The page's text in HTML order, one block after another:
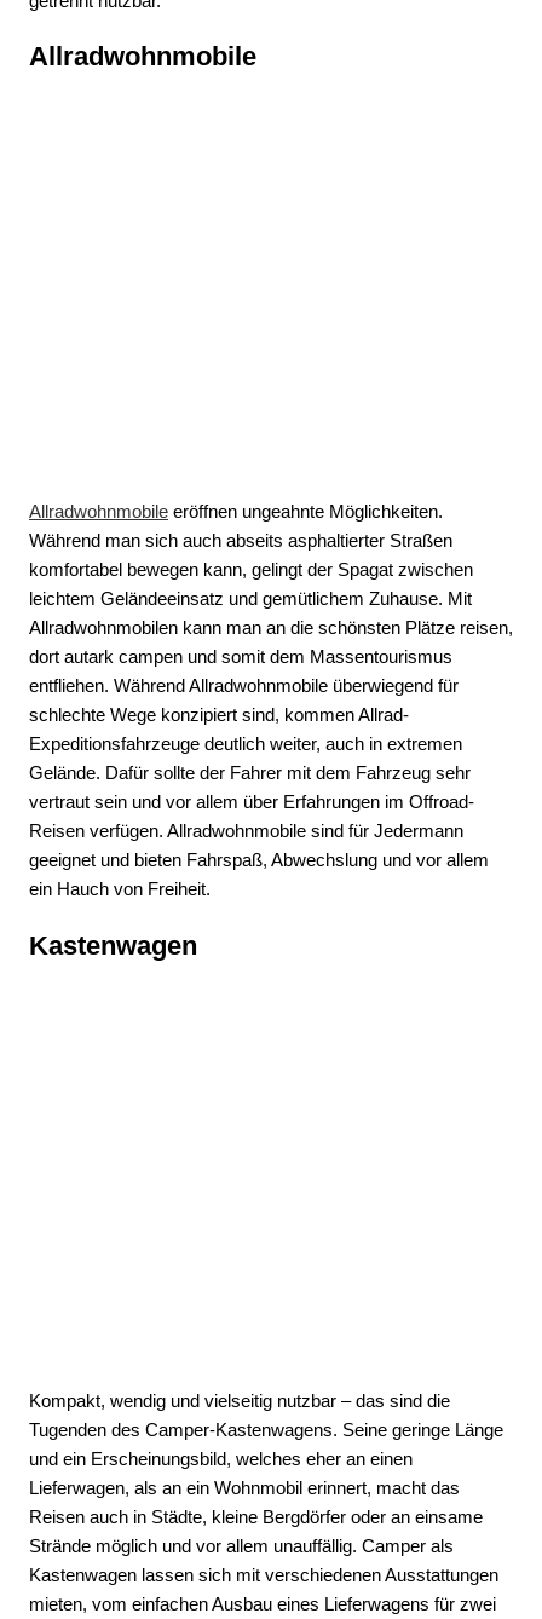
Allradwohnmobile
Allradwohnmobile eröffnen ungeahnte Möglichkeiten.
Während man sich auch abseits asphaltierter Straßen
komfortabel bewegen kann, gelingt der Spagat zwischen
leichtem Geländeeinsatz und gemütlichem Zuhause. Mit
Allradwohnmobilen kann man an die schönsten Plätze reisen,
dort autark campen und somit dem Massentourismus
entfliehen. Während Allradwohnmobile überwiegend für
schlechte Wege konzipiert sind, kommen Allrad-
Expeditionsfahrzeuge deutlich weiter, auch in extremen
Gelände. Dafür sollte der Fahrer mit dem Fahrzeug sehr
vertraut sein und vor allem über Erfahrungen im Offroad-
Reisen verfügen. Allradwohnmobile sind für Jedermann
geeignet und bieten Fahrspaß, Abwechslung und vor allem
ein Hauch von Freiheit.
Kastenwagen
Kompakt, wendig und vielseitig nutzbar – das sind die
Tugenden des Camper-Kastenwagens. Seine geringe Länge
und ein Erscheinungsbild, welches eher an einen
Lieferwagen, als an ein Wohnmobil erinnert, macht das
Reisen auch in Städte, kleine Bergdörfer oder an einsame
Strände möglich und vor allem unauffällig. Camper als
Kastenwagen lassen sich mit verschiedenen Ausstattungen
mieten, vom einfachen Ausbau eines Lieferwagens für zwei